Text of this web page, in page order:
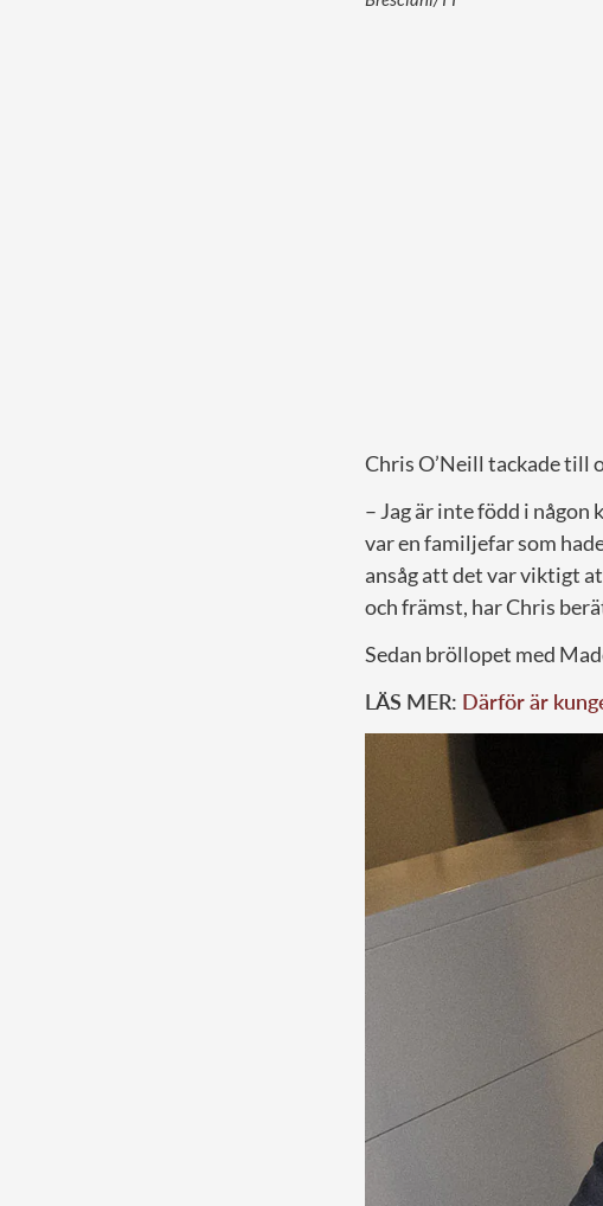
Chris O’Neill tackade till
– Jag är inte född i någon
var en familjefar som
ansåg att det var viktigt
och främst, har Chris
Sedan bröllopet med
LÄS MER: Därför är